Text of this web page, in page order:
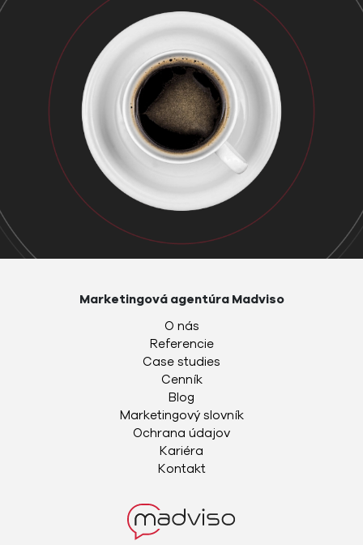
Marketingová agentúra Madviso
O nás
Referencie
Case studies
Cenník
Blog
Marketingový slovník
Ochrana údajov
Kariéra
Kontakt